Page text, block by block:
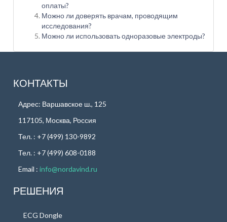
оплаты?
Можно ли доверять врачам, проводящим
исследования?
Можно ли использовать одноразовые электроды?
КОНТАКТЫ
Адрес: Варшавское ш., 125
117105, Москва, Россия
Тел. : +7 (499) 130-9892
Тел. : +7 (499) 608-0188
Email :info@nordavind.ru
РЕШЕНИЯ
ECG Dongle